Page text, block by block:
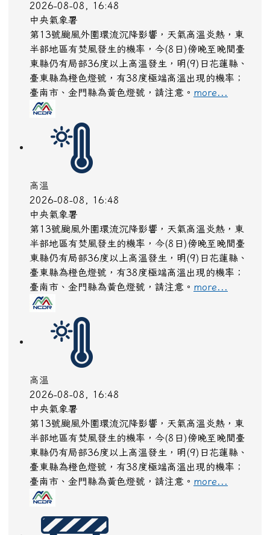
2026-08-08, 16:48
中央氣象署
第13號颱風外圍環流沉降影響，天氣高溫炎熱，東
半部地區有焚風發生的機率，今(8日)傍晚至晚間臺
東縣仍有局部36度以上高溫發生，明(9)日花蓮縣、
臺東縣為橙色燈號，有38度極端高溫出現的機率；
臺南市、金門縣為黃色燈號，請注意。 more...
高溫
2026-08-08, 16:48
中央氣象署
第13號颱風外圍環流沉降影響，天氣高溫炎熱，東
半部地區有焚風發生的機率，今(8日)傍晚至晚間臺
東縣仍有局部36度以上高溫發生，明(9)日花蓮縣、
臺東縣為橙色燈號，有38度極端高溫出現的機率；
臺南市、金門縣為黃色燈號，請注意。 more...
高溫
2026-08-08, 16:48
中央氣象署
第13號颱風外圍環流沉降影響，天氣高溫炎熱，東
半部地區有焚風發生的機率，今(8日)傍晚至晚間臺
東縣仍有局部36度以上高溫發生，明(9)日花蓮縣、
臺東縣為橙色燈號，有38度極端高溫出現的機率；
臺南市、金門縣為黃色燈號，請注意。 more...